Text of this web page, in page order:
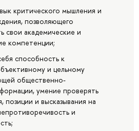
критического мышления и
позволяющего
свои академические и
компетенции;
способность к
и цельному
общественно-
умение проверять
позиции и высказывания на
и